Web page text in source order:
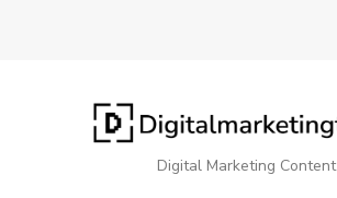
Digital Marketing Content